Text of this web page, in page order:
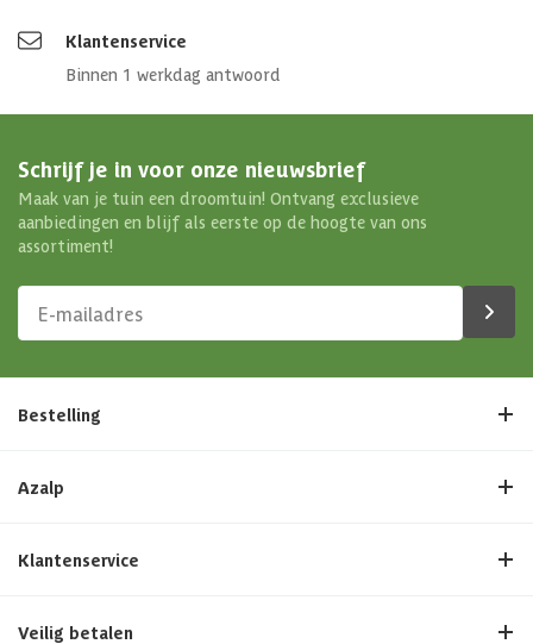
Klantenservice
Binnen 1 werkdag antwoord
Schrijf je in voor onze nieuwsbrief
Maak van je tuin een droomtuin! Ontvang exclusieve
aanbiedingen en blijf als eerste op de hoogte van ons
assortiment!
Bestelling
Azalp
Klantenservice
Veilig betalen